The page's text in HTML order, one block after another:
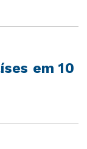
em 10